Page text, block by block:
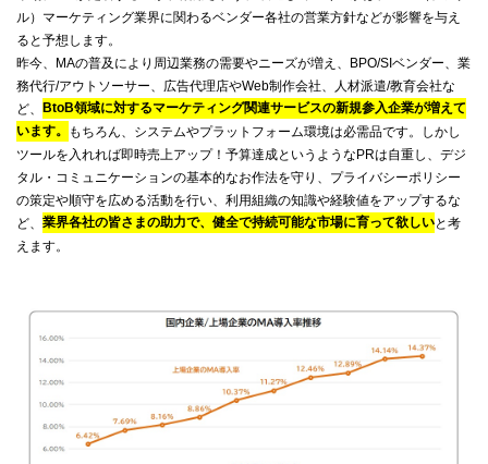
ル）マーケティング業界に関わるベンダー各社の営業方針などが影響を与え
ると予想します。
昨今、MAの普及により周辺業務の需要やニーズが増え、BPO/SIベンダー、業
務代行/アウトソーサー、広告代理店やWeb制作会社、人材派遣/教育会社な
ど、
BtoB領域に対するマーケティング関連サービスの新規参入企業が増えて
います。
もちろん、システムやプラットフォーム環境は必需品です。しかし
ツールを入れれば即時売上アップ！予算達成というようなPRは自重し、デジ
タル・コミュニケーションの基本的なお作法を守り、プライバシーポリシー
の策定や順守を広める活動を行い、利用組織の知識や経験値をアップするな
ど、 業界各社の皆さまの助力で、健全で持続可能な市場に育って欲しいと考
えます。